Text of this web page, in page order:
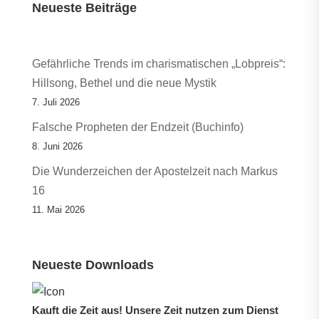
Neueste Beiträge
Gefährliche Trends im charismatischen „Lobpreis“:
Hillsong, Bethel und die neue Mystik
7. Juli 2026
Falsche Propheten der Endzeit (Buchinfo)
8. Juni 2026
Die Wunderzeichen der Apostelzeit nach Markus
16
11. Mai 2026
Neueste Downloads
Kauft die Zeit aus! Unsere Zeit nutzen zum Dienst